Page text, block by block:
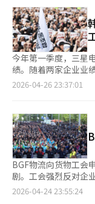
木兹海峡的情况以及
迟，政府干预并非必
对美投资项目，他表
本报道经人工智能（
起进行为期18天的总
和透明化补偿体系。
谈判调整。然而，若
人，正当性将受到质
斗争现场会动摇正当
体计划在工会集会对
集会，这只会加剧情
威来压制工会并不是
应链重组的重大考验
力决定企业生存。在
接削弱公司竞争力。
影响三星电子，还可
反应。 三星也不能免
的沟通结构。需要反
觉员工的失落感。尊
是必要的。特别是全
今年第一季度，三星
绩。随着两家企业业
别企业向整个产业界扩散。 在此背景下，大企业工会
工会也开始加入谈判
温。 据产业界26日消息，以三星电子工会宣布总罢工预告为契
机，要求提高绩效奖
三星电子工会提出废
营业利润的15%用于奖金分配。 若按公司
人民币1.39万亿）营
至去年底约12.8万名
若主要集中于半导体部门
2026-04-26 23:37:01
BGF物流向货物工
剧。工会强烈反对企
判的否定和对工人及
2026-04-24 23:55:24